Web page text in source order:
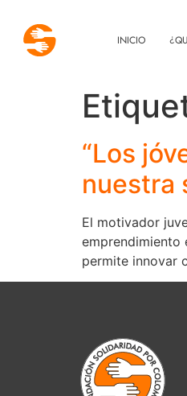
INICIO
“Los
nuestra
El motivador
emprendimiento
permite innovar